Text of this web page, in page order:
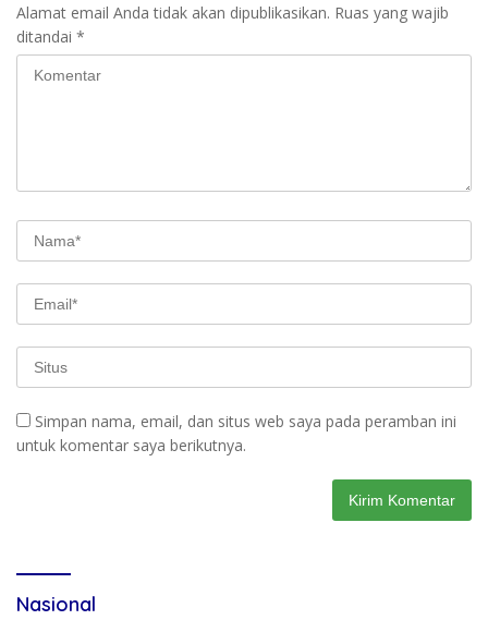
Alamat email Anda tidak akan dipublikasikan. Ruas yang wajib
ditandai *
Simpan nama, email, dan situs web saya pada peramban ini
untuk komentar saya berikutnya.
Nasional